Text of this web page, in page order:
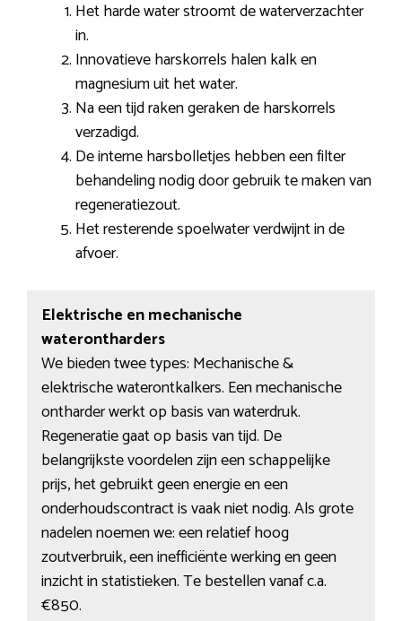
Het harde water stroomt de waterverzachter
in.
Innovatieve harskorrels halen kalk en
magnesium uit het water.
Na een tijd raken geraken de harskorrels
verzadigd.
De interne harsbolletjes hebben een filter
behandeling nodig door gebruik te maken van
regeneratiezout.
Het resterende spoelwater verdwijnt in de
afvoer.
Elektrische en mechanische
waterontharders
We bieden twee types: Mechanische &
elektrische waterontkalkers. Een mechanische
ontharder werkt op basis van waterdruk.
Regeneratie gaat op basis van tijd. De
belangrijkste voordelen zijn een schappelijke
prijs, het gebruikt geen energie en een
onderhoudscontract is vaak niet nodig. Als grote
nadelen noemen we: een relatief hoog
zoutverbruik, een inefficiënte werking en geen
inzicht in statistieken. Te bestellen vanaf c.a.
€850.